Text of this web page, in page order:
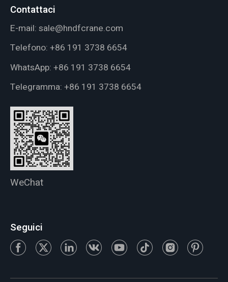
Contattaci
E-mail: sale@hndfcrane.com
Telefono: +86 191 3738 6654
WhatsApp: +86 191 3738 6654
Telegramma: +86 191 3738 6654
WeChat
Seguici